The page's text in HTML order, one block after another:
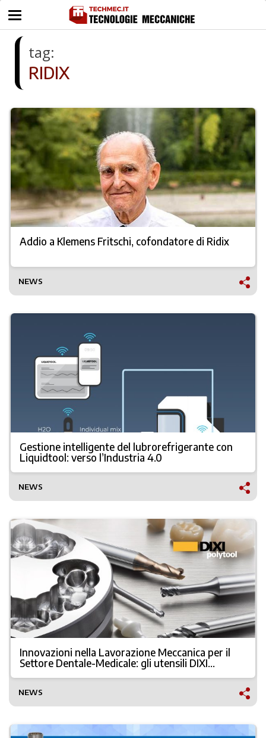
tag:
RIDIX
Addio a Klemens Fritschi, cofondatore di Ridix
NEWS
Gestione intelligente del lubrorefrigerante con
Liquidtool: verso l’Industria 4.0
NEWS
Innovazioni nella Lavorazione Meccanica per il
Settore Dentale-Medicale: gli utensili DIXI
NEWS